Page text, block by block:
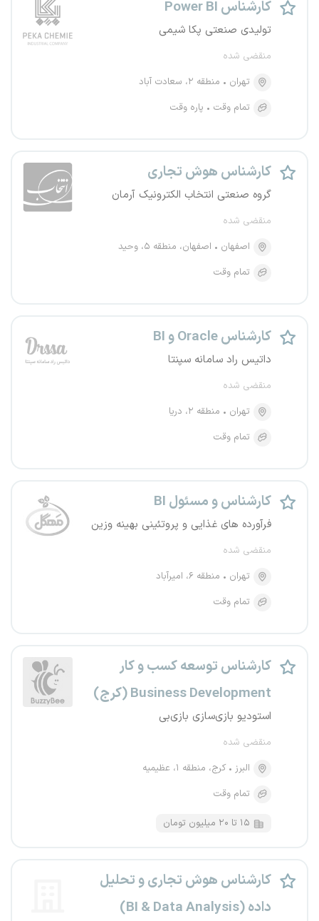
کارشناس Power BI
تولیدی صنعتی پکا شیمی
منقضی شده
تهران
منطقه ۲، سعادت آباد
تمام وقت
پاره وقت
کارشناس هوش تجاری
گروه صنعتی انتخاب الکترونیک آرمان
منقضی شده
اصفهان
اصفهان، منطقه ۵، وحید
تمام وقت
کارشناس Oracle و BI
داتیس راد سامانه سپنتا
منقضی شده
تهران
منطقه ۲، دریا
تمام وقت
کارشناس و مسئول BI
فرآورده های غذایی و پروتئینی بهینه وزین
منقضی شده
تهران
منطقه ۶، امیرآباد
تمام وقت
کارشناس توسعه کسب‌ و کار
Business Development (کرج)
استودیو بازی‌سازی بازی‌بی
منقضی شده
البرز
کرج، منطقه ۱، عظیمیه
تمام وقت
۱۵ تا ۲۰ میلیون تومان
کارشناس هوش تجاری و تحلیل
داده (BI & Data Analysis)